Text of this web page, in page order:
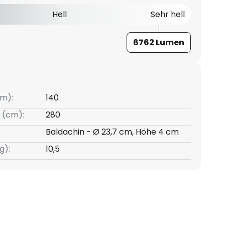
Hell Sehr hell
6762 Lumen
140
(cm):
280
Baldachin - Ø 23,7 cm, Höhe 4 cm
10,5